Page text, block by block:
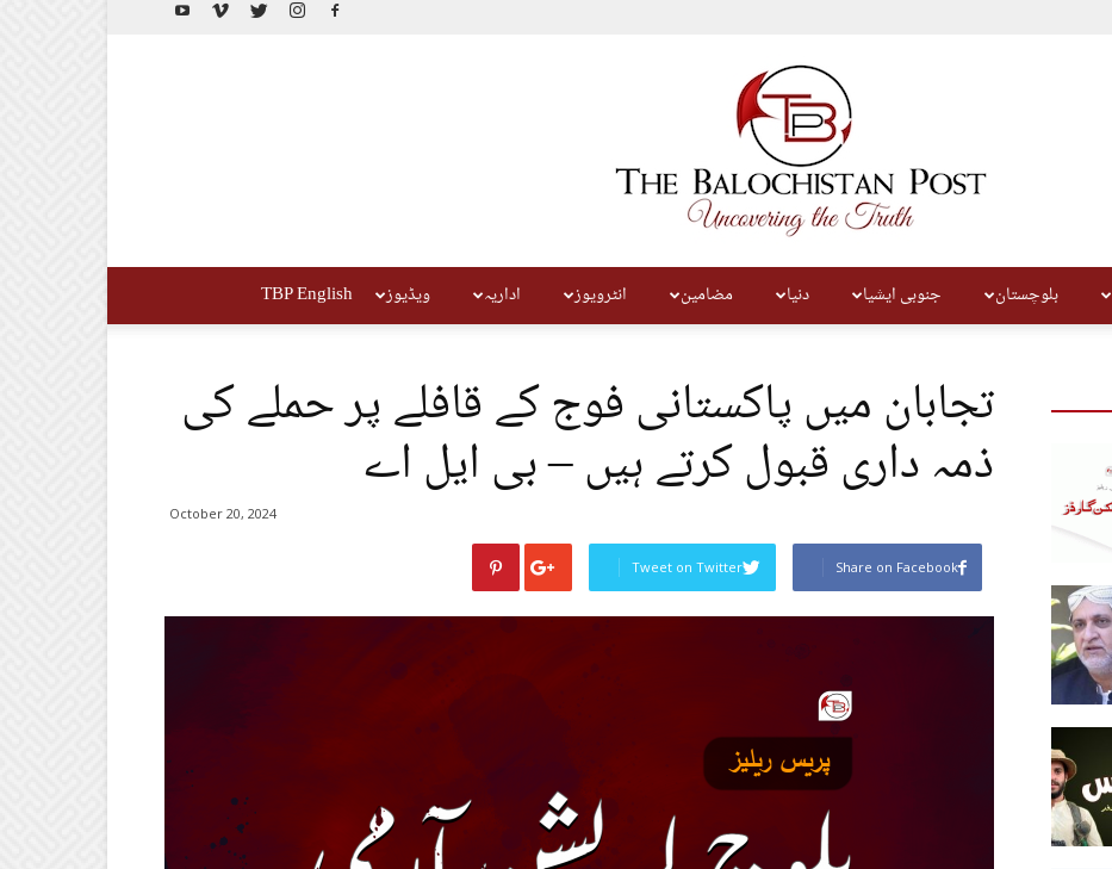
بلوچستان جنوبی ایشیا دنیا مضامین انٹرویوز اداریہ ویڈیوز TBP English
تجابان میں پاکستانی فوج کے قافلے پر حملے کی
ذمہ داری قبول کرتے ہیں – بی ایل اے
October 20, 2024
Share on Facebook
Tweet on Twitter